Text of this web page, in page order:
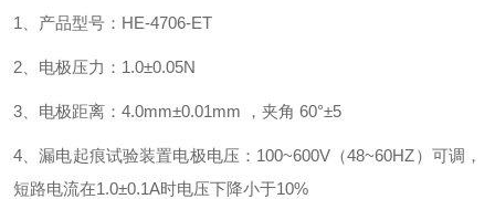
1、产品型号：HE-4706-ET
2、电极压力：1.0±0.05N
3、电极距离：4.0mm±0.01mm ，夹角 60°±5
4、漏电起痕试验装置电极电压：100~600V（48~60HZ）可调，
短路电流在1.0±0.1A时电压下降小于10%